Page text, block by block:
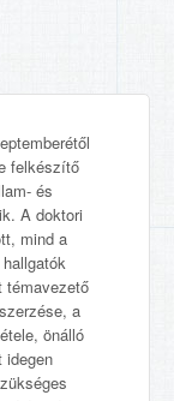
felkészítő
és
A doktori
mind a
témavezető
a
önálló
idegen